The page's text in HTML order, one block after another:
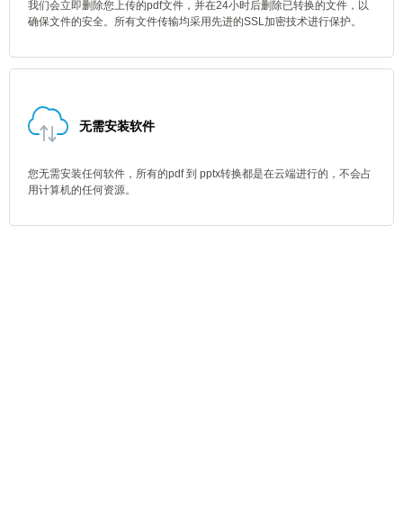
我们会立即删除您上传的pdf文件，并在24小时后删除已转换的文件，以
确保文件的安全。所有文件传输均采用先进的SSL加密技术进行保护。
无需安装软件
您无需安装任何软件，所有的pdf 到 pptx转换都是在云端进行的，不会占
用计算机的任何资源。